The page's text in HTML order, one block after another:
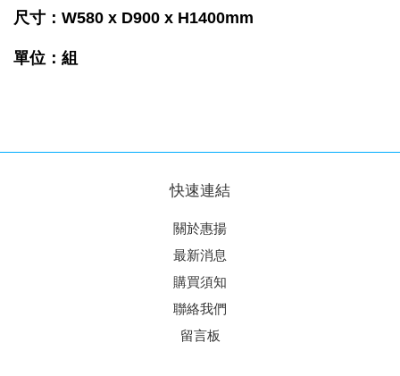
尺寸：W580 x D900 x H1400mm
單位：組
快速連結
關於惠揚
最新消息
購買須知
聯絡我們
留言板